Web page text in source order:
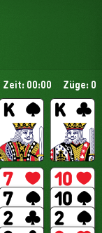
Zeit: 00:00 Züge: 0